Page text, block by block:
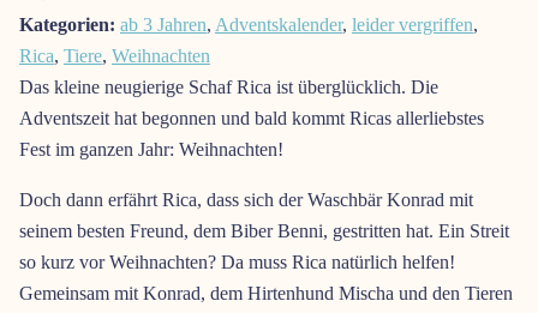
Kategorien: ab 3 Jahren,Adventskalender,leider vergriffen,
Rica,Tiere,Weihnachten
Das kleine neugierige Schaf Rica ist überglücklich. Die
Adventszeit hat begonnen und bald kommt Ricas allerliebstes
Fest im ganzen Jahr: Weihnachten!
Doch dann erfährt Rica, dass sich der Waschbär Konrad mit
seinem besten Freund, dem Biber Benni, gestritten hat. Ein Streit
so kurz vor Weihnachten? Da muss Rica natürlich helfen!
Gemeinsam mit Konrad, dem Hirtenhund Mischa und den Tieren